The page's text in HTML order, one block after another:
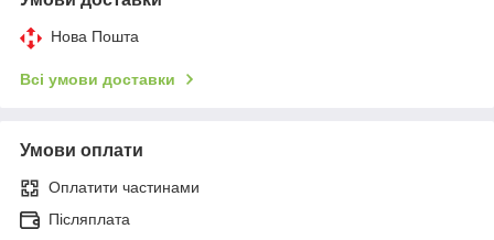
Нова Пошта
Всі умови доставки
Умови оплати
Оплатити частинами
Післяплата